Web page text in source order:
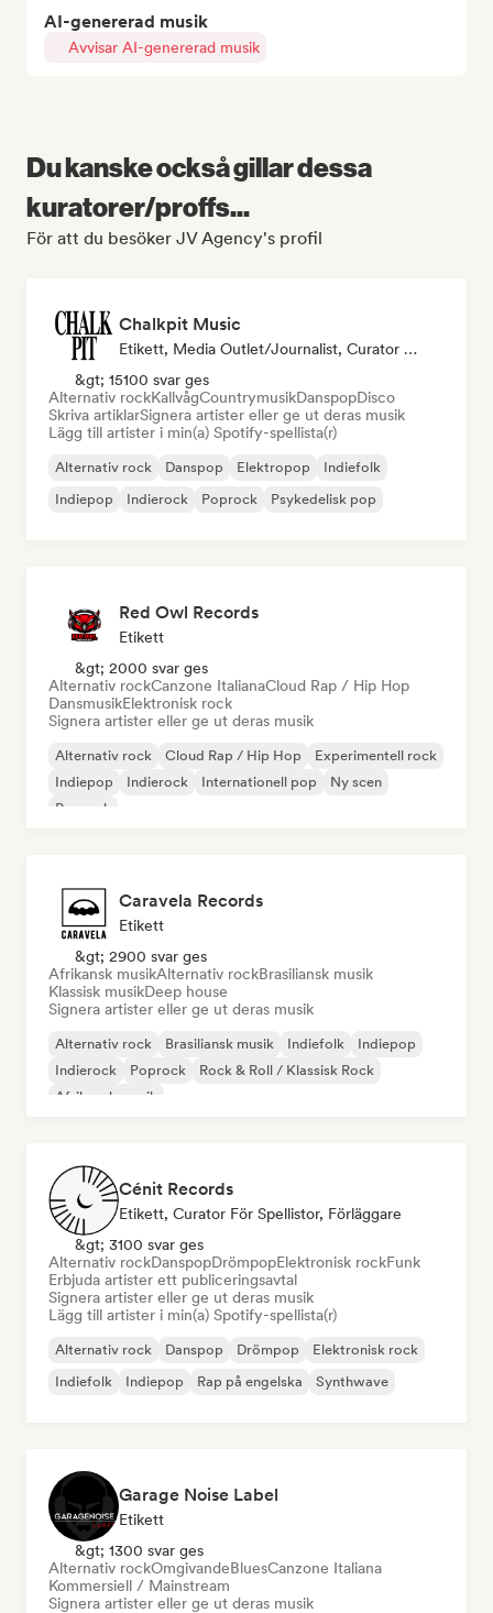
AI-genererad musik
Avvisar AI-genererad musik
Du kanske också gillar dessa
kuratorer/proffs...
För att du besöker JV Agency's profil
Chalkpit Music
Etikett, Media Outlet/Journalist, Curator För Spellistor
&gt; 15100 svar ges
Alternativ rockKallvågCountrymusikDanspopDisco
Skriva artiklarSignera artister eller ge ut deras musik
Lägg till artister i min(a) Spotify-spellista(r)
Alternativ rock Danspop Elektropop
Indiefolk
Indiepop
Indierock Poprock Psykedelisk pop
Red Owl Records
Etikett
&gt; 2000 svar ges
Alternativ rockCanzone ItalianaCloud Rap / Hip Hop
DansmusikElektronisk rock
Signera artister eller ge ut deras musik
Alternativ rock Cloud Rap / Hip Hop
Experimentell rock
Indiepop
Indierock Internationell pop
Ny scen
Poprock
Caravela Records
Etikett
&gt; 2900 svar ges
Afrikansk musikAlternativ rockBrasiliansk musik
Klassisk musikDeep house
Signera artister eller ge ut deras musik
Alternativ rock Brasiliansk musik Indiefolk
Indiepop
Indierock
Poprock
Rock & Roll / Klassisk Rock
Afrikansk musik
Cénit Records
Etikett, Curator För Spellistor, Förläggare
&gt; 3100 svar ges
Alternativ rockDanspopDrömpopElektronisk rockFunk
Erbjuda artister ett publiceringsavtal
Signera artister eller ge ut deras musik
Lägg till artister i min(a) Spotify-spellista(r)
Alternativ rock Danspop Drömpop
Elektronisk rock
Indiefolk
Indiepop Rap på engelska Synthwave
Garage Noise Label
Etikett
&gt; 1300 svar ges
Alternativ rockOmgivandeBluesCanzone Italiana
Kommersiell / Mainstream
Signera artister eller ge ut deras musik